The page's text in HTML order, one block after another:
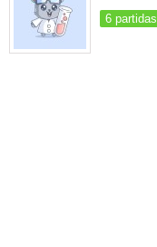
6 partidas